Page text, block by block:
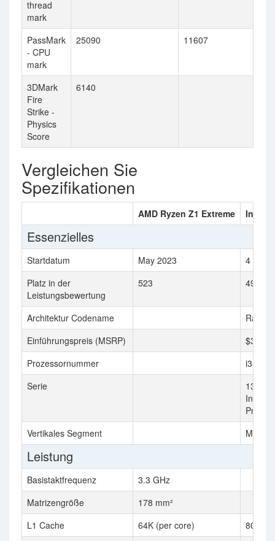
thread
mark
PassMark
- CPU
mark
25090 11607
3DMark
Fire
Strike -
Physics
Score
6140
Vergleichen Sie
Spezifikationen
AMD Ryzen Z1 Extreme Intel
Essenzielles
Startdatum May 2023
4 Jan
Platz in der
Leistungsbewertung
523 496
Architektur Codename
Raptor
Einführungspreis (MSRP)
$309
Prozessornummer
i3-
Serie
13th
Intel
Vertikales Segment
Mobile
Leistung
Basistaktfrequenz
3.3 GHz
Matrizengröße
178 mm²
L1 Cache
64K (per core)
80K